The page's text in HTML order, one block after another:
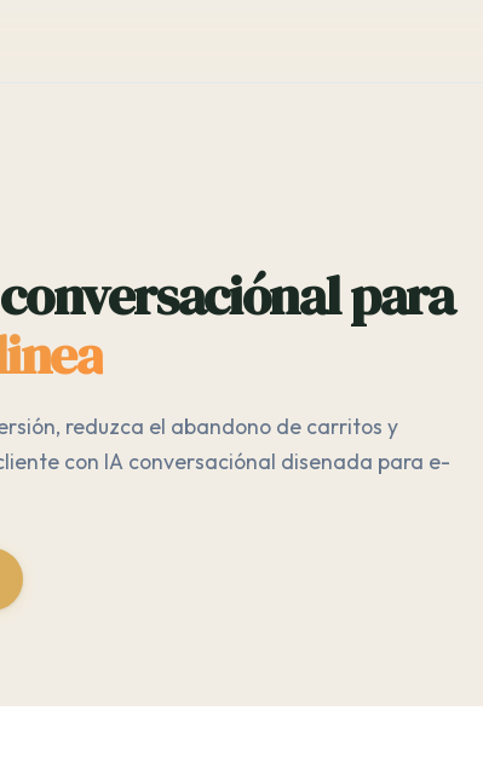
para
reduzca el abandono de carritos y
con IA conversaciónal disenada para e-